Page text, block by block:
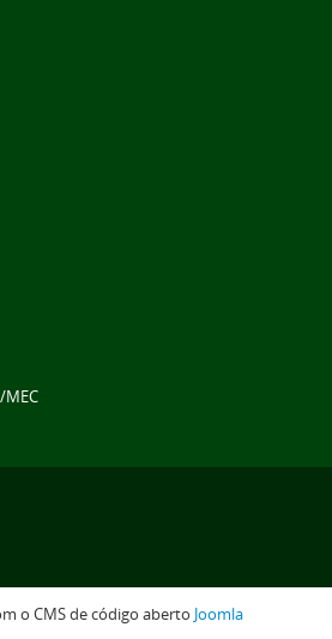
MEC
o CMS de código aberto Joomla